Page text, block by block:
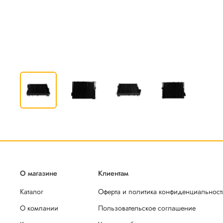
О магазине
Каталог
О компании
Клиентам
Оферта и политика
Пользовательское соглашение